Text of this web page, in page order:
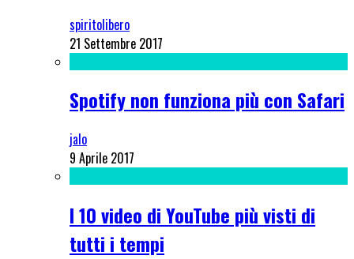
spiritolibero
21 Settembre 2017
Spotify non funziona più con Safari
jalo
9 Aprile 2017
I 10 video di YouTube più visti di
tutti i tempi